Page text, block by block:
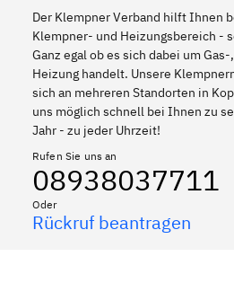
Der Klempner Verband hilft Ihnen
Klempner- und Heizungsbereich -
Ganz egal ob es sich dabei um
Heizung handelt. Unsere
sich an mehreren Standorten in
uns möglich schnell bei Ihnen zu
Jahr - zu jeder Uhrzeit!
Rufen Sie uns an
08938037711
Oder
Rückruf beantragen